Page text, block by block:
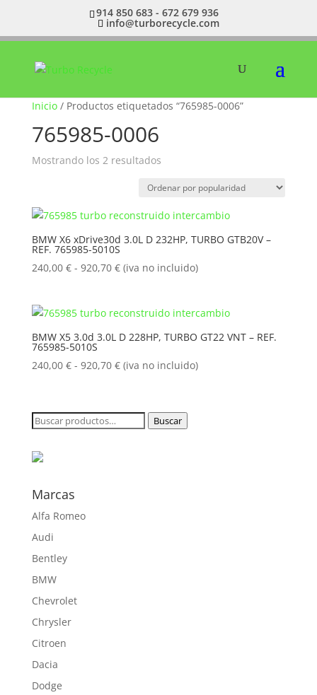
914 850 683 - 672 679 936
info@turborecycle.com
Inicio/ Productos etiquetados “765985-0006”
765985-0006
Mostrando los 2 resultadosOrdenado
popularidad
BMW X6 xDrive30d 3.0L D 232HP, TURBO GTB20V –
REF. 765985-5010S
240,00 € - 920,70 €Rango
desde
240,00 €
920,70 €
(iva no incluido)
BMW X5 3.0d 3.0L D 228HP, TURBO GT22 VNT – REF.
765985-5010S
240,00 € - 920,70 €Rango
desde
240,00 €
(iva no incluido)
Buscar
Buscar
Marcas
Alfa Romeo
Audi
Bentley
BMW
Chevrolet
Chrysler
Citroen
Dacia
Dodge